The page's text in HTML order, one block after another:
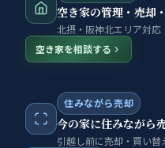
空き家の管理・売却
北摂・阪神北エリア対
空き家を相談する
住みながら売却
今の家に住みながら
引越し前に売却・買い替